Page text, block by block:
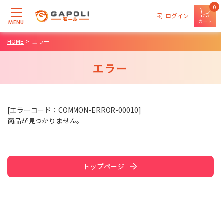
MENU
ログイン
カート
0
HOME > エラー
エラー
[エラーコード：COMMON-ERROR-00010]
商品が見つかりません。
トップページ